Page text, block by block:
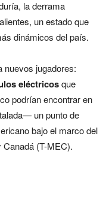
la derrama
un estado que
dinámicos del país.
nuevos jugadores:
eléctricosque
podrían encontrar en
un punto de
bajo el marco del
Canadá (T-MEC).